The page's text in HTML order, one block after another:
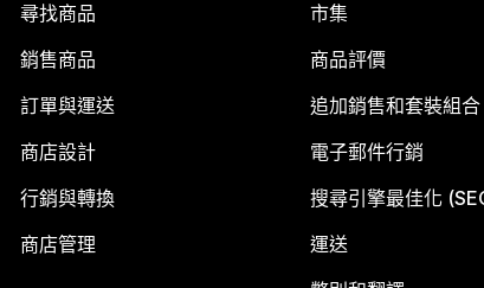
尋找商品
銷售商品
訂單與運送
商店設計
行銷與轉換
商店管理
市集
商品評價
追加銷售和套裝組合
電子郵件行銷
搜尋引擎最佳化
運送